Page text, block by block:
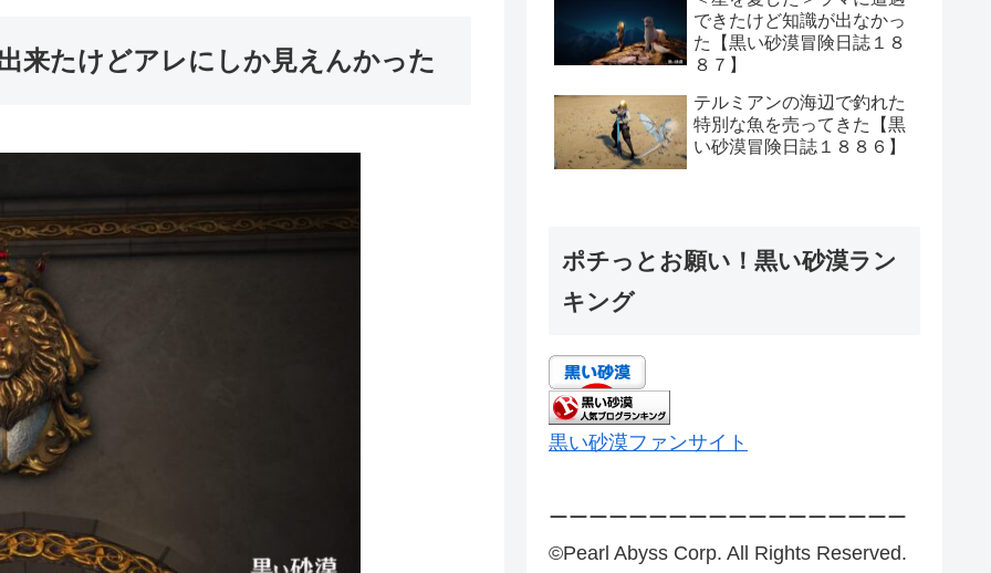
来たけどアレにしか見えんかった
できたけど知識が出なかっ
た【黒い砂漠冒険日誌１８
８７】
テルミアンの海辺で釣れた
特別な魚を売ってきた【黒
い砂漠冒険日誌１８８６】
ポチっとお願い！黒い砂漠ラン
キング
黒い砂漠ファンサイト
ーーーーーーーーーーーーーーーーーー
©Pearl Abyss Corp. All Rights Reserved.